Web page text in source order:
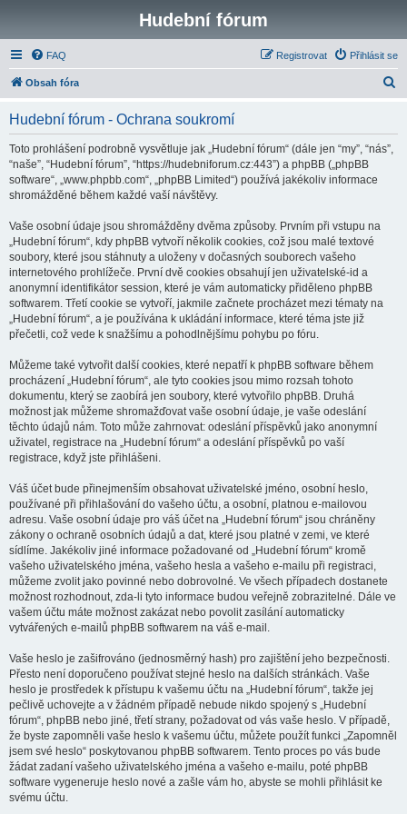
Hudební fórum
FAQ Přihlásit se
Registrovat
Obsah fóra
Hudební fórum - Ochrana soukromí
Toto prohlášení podrobně vysvětluje jak „Hudební fórum“ (dále jen “my”, “nás”,
“naše”, “Hudební fórum”, “https://hudebniforum.cz:443”) a phpBB („phpBB
software“, „www.phpbb.com“, „phpBB Limited“) používá jakékoliv informace
shromážděné během každé vaší návštěvy.
Vaše osobní údaje jsou shromážděny dvěma způsoby. Prvním při vstupu na
„Hudební fórum“, kdy phpBB vytvoří několik cookies, což jsou malé textové
soubory, které jsou stáhnuty a uloženy v dočasných souborech vašeho
internetového prohlížeče. První dvě cookies obsahují jen uživatelské-id a
anonymní identifikátor session, které je vám automaticky přiděleno phpBB
softwarem. Třetí cookie se vytvoří, jakmile začnete procházet mezi tématy na
„Hudební fórum“, a je používána k ukládání informace, které téma jste již
přečetli, což vede k snažšímu a pohodlnějšímu pohybu po fóru.
Můžeme také vytvořit další cookies, které nepatří k phpBB software během
procházení „Hudební fórum“, ale tyto cookies jsou mimo rozsah tohoto
dokumentu, který se zaobírá jen soubory, které vytvořilo phpBB. Druhá
možnost jak můžeme shromažďovat vaše osobní údaje, je vaše odeslání
těchto údajů nám. Toto může zahrnovat: odeslání příspěvků jako anonymní
uživatel, registrace na „Hudební fórum“ a odeslání příspěvků po vaší
registrace, když jste přihlášeni.
Váš účet bude přinejmenším obsahovat uživatelské jméno, osobní heslo,
používané při přihlašování do vašeho účtu, a osobní, platnou e-mailovou
adresu. Vaše osobní údaje pro váš účet na „Hudební fórum“ jsou chráněny
zákony o ochraně osobních údajů a dat, které jsou platné v zemi, ve které
sídlíme. Jakékoliv jiné informace požadované od „Hudební fórum“ kromě
vašeho uživatelského jména, vašeho hesla a vašeho e-mailu při registraci,
můžeme zvolit jako povinné nebo dobrovolné. Ve všech případech dostanete
možnost rozhodnout, zda-li tyto informace budou veřejně zobrazitelné. Dále ve
vašem účtu máte možnost zakázat nebo povolit zasílání automaticky
vytvářených e-mailů phpBB softwarem na váš e-mail.
Vaše heslo je zašifrováno (jednosměrný hash) pro zajištění jeho bezpečnosti.
Přesto není doporučeno používat stejné heslo na dalších stránkách. Vaše
heslo je prostředek k přístupu k vašemu účtu na „Hudební fórum“, takže jej
pečlivě uchovejte a v žádném případě nebude nikdo spojený s „Hudební
fórum“, phpBB nebo jiné, třetí strany, požadovat od vás vaše heslo. V případě,
že byste zapomněli vaše heslo k vašemu účtu, můžete použít funkci „Zapomněl
jsem své heslo“ poskytovanou phpBB softwarem. Tento proces po vás bude
žádat zadaní vašeho uživatelského jména a vašeho e-mailu, poté phpBB
software vygeneruje heslo nové a zašle vám ho, abyste se mohli přihlásit ke
svému účtu.